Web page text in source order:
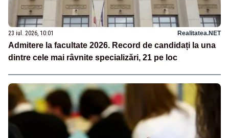
23 iul. 2026, 10:01 Realitatea.NET
Admitere la facultate 2026. Record de candidați la una
dintre cele mai râvnite specializări, 21 pe loc